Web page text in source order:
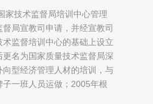
家技术监督局培训中心管理
局宣教司申请，并经宣教司
监督培训中心的基础上设立
名为国家质量技术监督局深
型经济管理人材的培训，与
一班人员运做；2005年根